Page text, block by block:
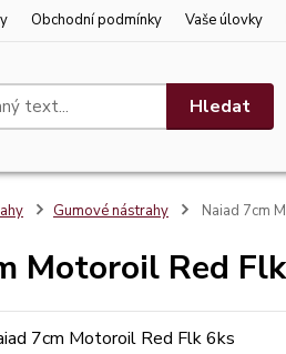
Obchodní podmínky Vaše úlovky
Hledat
Gumové nástrahy Naiad 7cm
Motoroil Red